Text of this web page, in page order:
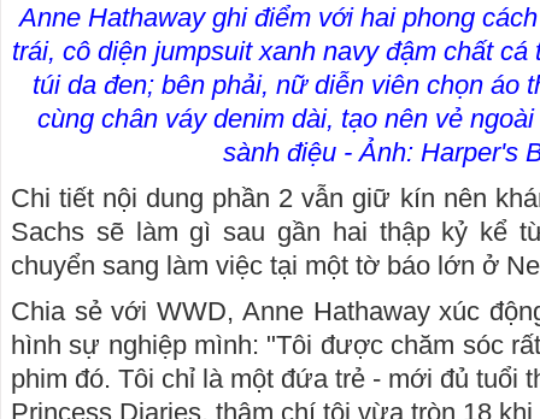
Anne Hathaway ghi điểm với hai phong
trái, cô diện jumpsuit xanh navy đậm chất
túi da đen; bên phải, nữ diễn viên chọn áo
cùng chân váy denim dài, tạo nên vẻ
sành điệu - Ảnh: Harper's
Chi tiết nội dung phần 2 vẫn giữ kín nên
Sachs sẽ làm gì sau gần hai thập kỷ kể
chuyển sang làm việc tại một tờ báo lớn ở
Chia sẻ với WWD, Anne Hathaway xúc
hình sự nghiệp mình: "Tôi được chăm sóc
phim đó. Tôi chỉ là một đứa trẻ - mới đủ tuổi
Princess Diaries, thậm chí tôi vừa tròn 18